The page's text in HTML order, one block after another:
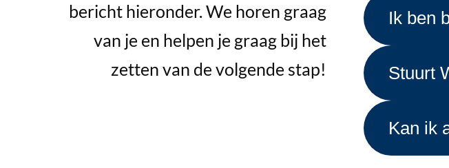
bericht hieronder. We horen graag
van je en helpen je graag bij het
zetten van de volgende stap!
Ik ben
Stuurt
Kan ik